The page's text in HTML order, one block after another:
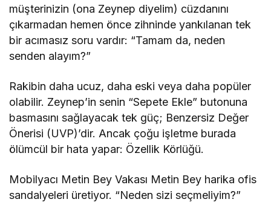
müşterinizin (ona Zeynep diyelim) cüzdanını
çıkarmadan hemen önce zihninde yankılanan tek
bir acımasız soru vardır: “Tamam da, neden
senden alayım?”
Rakibin daha ucuz, daha eski veya daha popüler
olabilir. Zeynep’in senin “Sepete Ekle” butonuna
basmasını sağlayacak tek güç; Benzersiz Değer
Önerisi (UVP)’dir. Ancak çoğu işletme burada
ölümcül bir hata yapar: Özellik Körlüğü.
Mobilyacı Metin Bey Vakası Metin Bey harika ofis
sandalyeleri üretiyor. “Neden sizi seçmeliyim?”